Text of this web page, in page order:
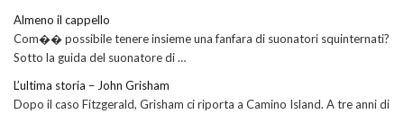
Almeno il cappello
Com�� possibile tenere insieme una fanfara di suonatori squinternati?
Sotto la guida del suonatore di …
L’ultima storia – John Grisham
Dopo il caso Fitzgerald, Grisham ci riporta a Camino Island. A tre anni di